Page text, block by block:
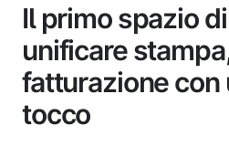
Il primo spazio
unificare
fatturazione con
tocco